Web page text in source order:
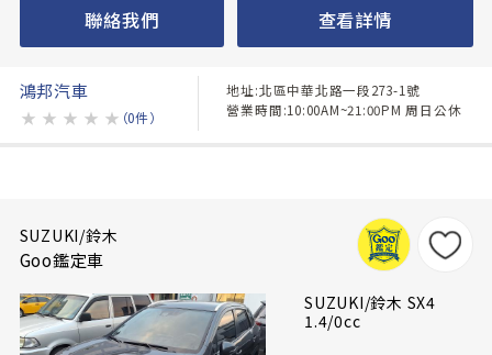
聯絡我們 查看詳情
鴻邦汽車
★ ★ ★ ★ ★ （0件）
地址:北區中華北路一段273-1號
營業時間:10:00AM~21:00PM 周日公休
SUZUKI/鈴木
Goo鑑定車
SUZUKI/鈴木 SX4
1.4/0cc